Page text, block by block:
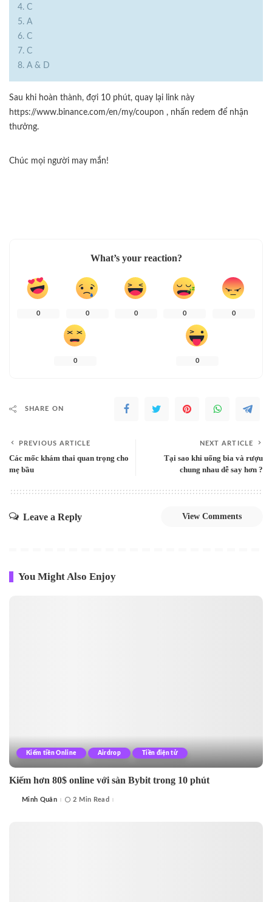
4. C
5. A
6. C
7. C
8. A & D
Sau khi hoàn thành, đợi 10 phút, quay lại link này
https://www.binance.com/en/my/coupon , nhấn redem để nhận
thưởng.
Chúc mọi người may mắn!
What’s your reaction?
0 0 0 0 0
0 0
SHARE ON
PREVIOUS ARTICLE
Các mốc khám thai quan trọng cho
mẹ bầu
NEXT ARTICLE
Tại sao khi uống bia và rượu
chung nhau dễ say hơn ?
Leave a Reply View Comments
You Might Also Enjoy
Kiếm tiền Online Airdrop Tiền điện tử
Kiếm hơn 80$ online với sàn Bybit trong 10 phút
PostedMinh Quân 2 Min Read